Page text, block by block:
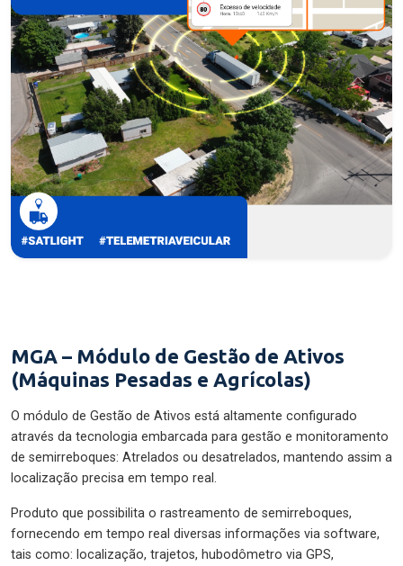
MGA – Módulo de Gestão de Ativos
(Máquinas Pesadas e Agrícolas)
O módulo de Gestão de Ativos está altamente configurado
através da tecnologia embarcada para gestão e monitoramento
de semirreboques: Atrelados ou desatrelados, mantendo assim a
localização precisa em tempo real.
Produto que possibilita o rastreamento de semirreboques,
fornecendo em tempo real diversas informações via software,
tais como: localização, trajetos, hubodômetro via GPS,